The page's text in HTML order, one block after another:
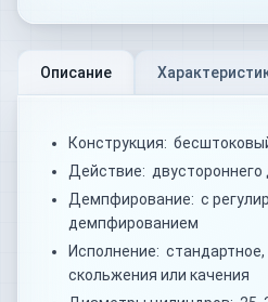
Описание
Конструкция:
Действие: двустороннего
Демпфирование: с
демпфированием
Исполнение:
скольжения или качения